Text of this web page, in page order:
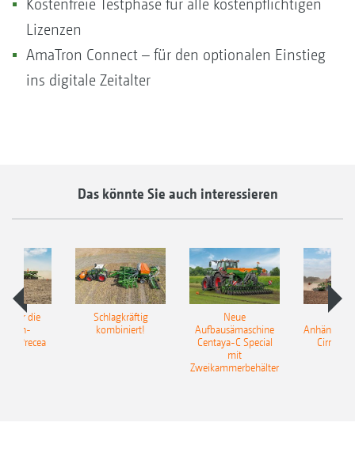
Kostenfreie Testphase für alle kostenpflichtigen
Lizenzen
AmaTron Connect – für den optionalen Einstieg
ins digitale Zeitalter
Das könnte Sie auch interessieren
für die
Precea
Schlagkräftig
kombiniert!
Neue
Aufbausämaschine
Centaya-C Special
mit
Zweikammerbehälter
Cirrus